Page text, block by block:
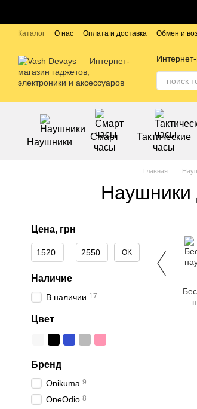
Каталог О нас Оплата и доставка Обмен и
Наушники
Смарт
часы
Тактические
часы
Главная
Наушники
Цена, грн
От Цена, грн
До Цена, грн OK
Наличие
В наличии 17
Цвет
Бренд
Onikuma 9
OneOdio 8